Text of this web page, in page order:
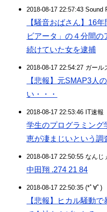
2018-08-17 22:57:43 Sound
【騒音おばさん】16
ビアータ」の４分間
続けていた女を逮捕
2018-08-17 22:54:27 ガール
【悲報】元SMAP3人
い・・・
2018-08-17 22:53:46 IT速報
学生のプログラミング
恵が凄まじいという調
2018-08-17 22:50:55 なん
中田翔 .274 21 84
2018-08-17 22:50:35 (*ﾟ∀ﾟ)
【悲報】ヒカル騒動